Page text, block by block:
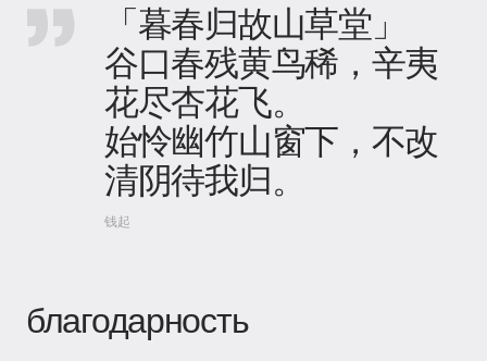
「暮春归故山草堂」
谷口春残黄鸟稀，辛夷
花尽杏花飞。
始怜幽竹山窗下，不改
清阴待我归。
钱起
благодарность